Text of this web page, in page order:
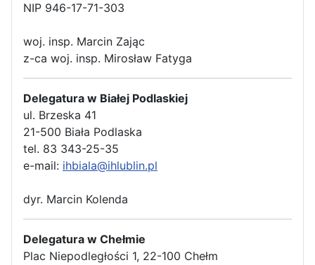
NIP 946-17-71-303
woj. insp. Marcin Zając
z-ca woj. insp. Mirosław Fatyga
Delegatura w Białej Podlaskiej
ul. Brzeska 41
21-500 Biała Podlaska
tel. 83 343-25-35
e-mail: ihbiala@ihlublin.pl
dyr. Marcin Kolenda
Delegatura w Chełmie
Plac Niepodległości 1, 22-100 Chełm